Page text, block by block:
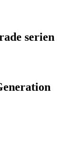
serien